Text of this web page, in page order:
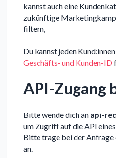
kannst auch eine
zukünftige
filtern,
Du kannst jeden
Geschäfts- und Kunden-ID
API-Zugang
Bitte wende dich an api-
um Zugriff auf die API
Bitte trage bei der Anfrage
an.